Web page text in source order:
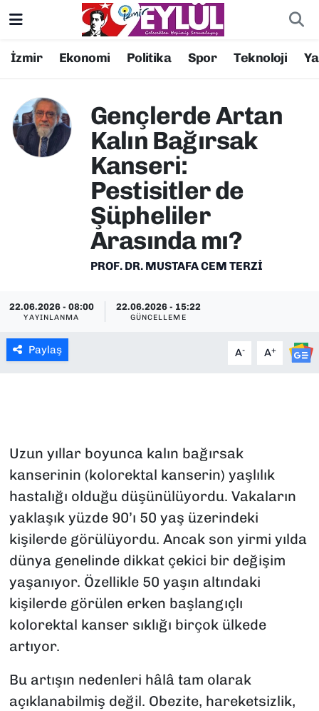
İzmir Ekonomi Politika Spor Teknoloji
Gençlerde Artan
Kalın Bağırsak
Kanseri:
Pestisitler de
Şüpheliler
Arasında mı?
PROF. DR. MUSTAFA CEM TERZI
22.06.2026 - 08:00
YAYINLANMA
22.06.2026 - 15:22
GÜNCELLEME
Paylaş A- A+
Uzun yıllar boyunca kalın bağırsak
kanserinin (kolorektal kanserin) yaşlılık
hastalığı olduğu düşünülüyordu. Vakaların
yaklaşık yüzde 90’ı 50 yaş üzerindeki
kişilerde görülüyordu. Ancak son yirmi yılda
dünya genelinde dikkat çekici bir değişim
yaşanıyor. Özellikle 50 yaşın altındaki
kişilerde görülen erken başlangıçlı
kolorektal kanser sıklığı birçok ülkede
artıyor.
Bu artışın nedenleri hâlâ tam olarak
açıklanabilmiş değil. Obezite, hareketsizlik,
Resmi İlanlar
DÜNYA
EKONOMİ
KÜLTÜR SANAT
MAGAZİN
POLİTİKA
SAĞLIK
YAŞAM
YEREL YÖNETİMLER
Konak Nöbetçi Eczaneler
Konak Trafik Yoğunluk Haritası
Süper Lig Puan Durumu ve Fikstür
Tüm Manşetler
Son Dakika Haberleri
Haber Arşivi